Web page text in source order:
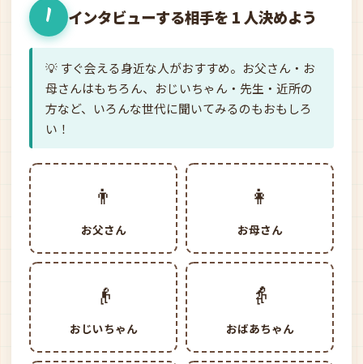
1 インタビューする相手を 1 人決めよう
💡 すぐ会える身近な人がおすすめ。お父さん・お
母さんはもちろん、おじいちゃん・先生・近所の
方など、いろんな世代に聞いてみるのもおもしろ
い！
👨
お父さん
👩
お母さん
👴
おじいちゃん
👵
おばあちゃん